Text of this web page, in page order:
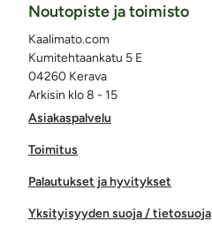
Asiakaspalvelu
Toimitus
Palautukset ja hyvitykset
Yksityisyyden suoja / tietosuoja
Noutopiste ja toimisto
Kaalimato.com
Kumitehtaankatu 5 E
04260 Kerava
Arkisin klo 8 - 15